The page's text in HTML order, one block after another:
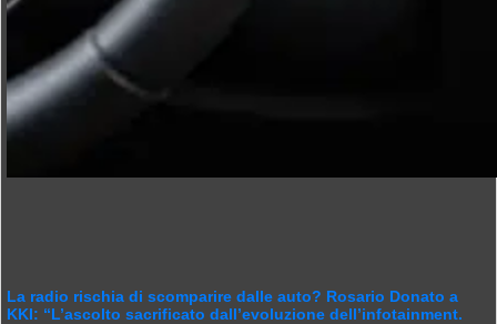
La radio rischia di scomparire dalle auto? Rosario Donato a
KKI: “L’ascolto sacrificato dall’evoluzione dell’infotainment.